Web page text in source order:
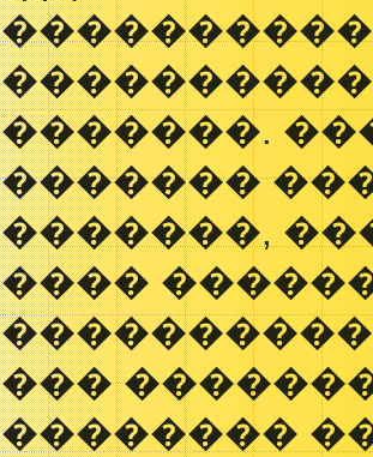
�������.
�������
�������,
����
���
��������